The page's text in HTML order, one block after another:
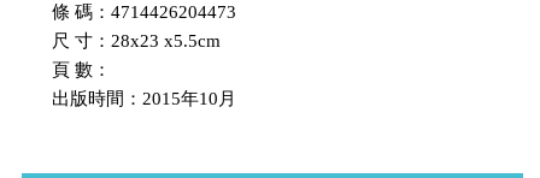
條 碼：4714426204473
尺 寸：28x23 x5.5cm
頁 數：
出版時間：2015年10月